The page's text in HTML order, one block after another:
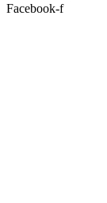
Facebook-f